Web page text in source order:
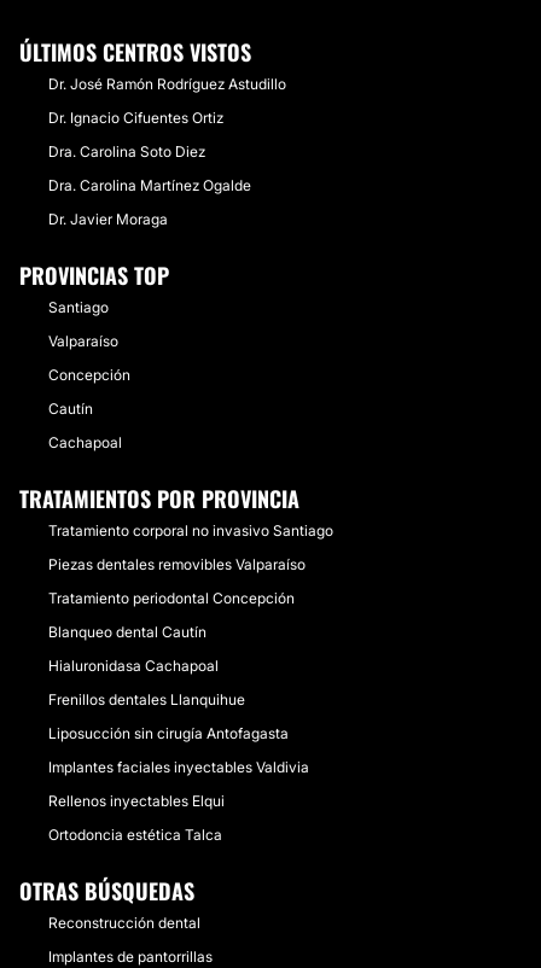
ÚLTIMOS CENTROS VISTOS
Dr. José Ramón Rodríguez Astudillo
Dr. Ignacio Cifuentes Ortiz
Dra. Carolina Soto Diez
Dra. Carolina Martínez Ogalde
Dr. Javier Moraga
PROVINCIAS TOP
Santiago
Valparaíso
Concepción
Cautín
Cachapoal
TRATAMIENTOS POR PROVINCIA
Tratamiento corporal no invasivo Santiago
Piezas dentales removibles Valparaíso
Tratamiento periodontal Concepción
Blanqueo dental Cautín
Hialuronidasa Cachapoal
Frenillos dentales Llanquihue
Liposucción sin cirugía Antofagasta
Implantes faciales inyectables Valdivia
Rellenos inyectables Elqui
Ortodoncia estética Talca
OTRAS BÚSQUEDAS
Reconstrucción dental
Implantes de pantorrillas